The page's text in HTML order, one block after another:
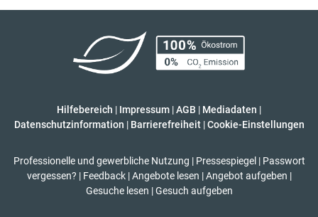
Hilfebereich | Impressum |AGB | Mediadaten |
Datenschutzinformation | Barrierefreiheit | Cookie-Einstellungen
Professionelle und gewerbliche Nutzung | Pressespiegel | Passwort
vergessen? | Feedback | Angebote lesen | Angebot aufgeben |
Gesuche lesen | Gesuch aufgeben